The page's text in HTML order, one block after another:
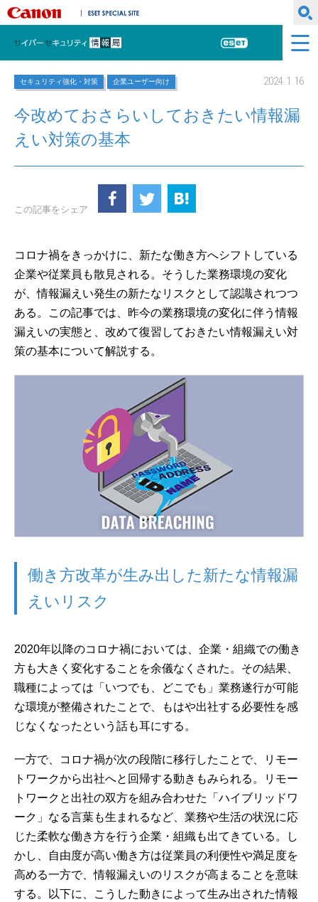
キヤノンマーケティングジャパン株式会社
サイバーセキュリティ情報局
ESET
セキュリティ強化・対策 企業ユーザー向け 2024.1.16
今改めておさらいしておきたい情報漏
えい対策の基本
この記事をシェア
コロナ禍をきっかけに、新たな働き方へシフトしている
企業や従業員も散見される。そうした業務環境の変化
が、情報漏えい発生の新たなリスクとして認識されつつ
ある。この記事では、昨今の業務環境の変化に伴う情報
漏えいの実態と、改めて復習しておきたい情報漏えい対
策の基本について解説する。
働き方改革が生み出した新たな情報漏
えいリスク
2020年以降のコロナ禍においては、企業・組織での働き
方も大きく変化することを余儀なくされた。その結果、
職種によっては「いつでも、どこでも」業務遂行が可能
な環境が整備されたことで、もはや出社する必要性を感
じなくなったという話も耳にする。
一方で、コロナ禍が次の段階に移行したことで、リモー
トワークから出社へと回帰する動きもみられる。リモー
トワークと出社の双方を組み合わせた「ハイブリッドワ
ーク」なる言葉も生まれるなど、業務や生活の状況に応
じた柔軟な働き方を行う企業・組織も出てきている。し
かし、自由度が高い働き方は従業員の利便性や満足度を
高める一方で、情報漏えいのリスクが高まることを意味
する。以下に、こうした動きによって生み出された情報